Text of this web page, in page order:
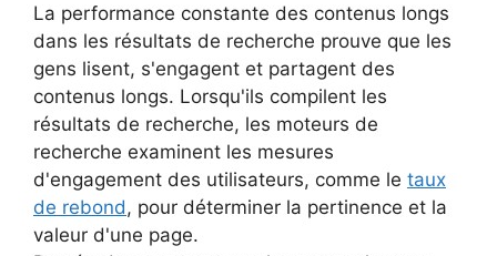
La performance constante des contenus longs
dans les résultats de recherche prouve que les
gens lisent, s'engagent et partagent des
contenus longs. Lorsqu'ils compilent les
résultats de recherche, les moteurs de
recherche examinent les mesures
d'engagement des utilisateurs, comme le taux
de rebond, pour déterminer la pertinence et la
valeur d'une page.